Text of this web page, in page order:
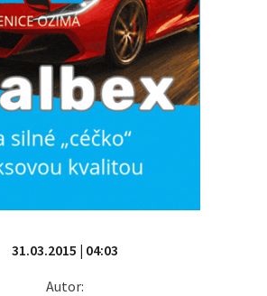
31.03.2015 | 04:03
Autor: